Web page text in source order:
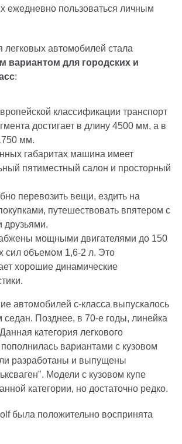
пользоваться личным
легковых автомобилей стала
вариантом для городских и
:
классификации транспорт
достигает в длину 4500 мм, а в
мм.
габаритах машина имеет
пятиместный салон и просторный
перевозить вещи, ездить на
путешествовать впятером с
друзьями.
мощными двигателями до 150
сил объемом 1,6-2 л. Это
хорошие динамические
автомобилей c-класса выпускалось
седан. Позднее, в 70-е годы, линейка
категория легкового
вариантами с кузовом
разработаны и выпущены
Модели с кузовом купе
категории, но достаточно редко.
была положительно воспринята